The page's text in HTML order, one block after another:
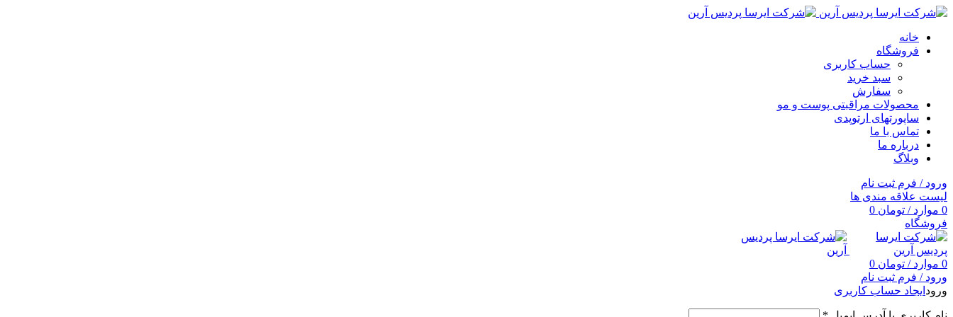
خانه
فروشگاه
حساب کاربری
سبد خرید
سفارش
محصولات مراقبتی پوست و مو
ساپورتهای ارتوپدی
تماس با ما
درباره ما
وبلاگ
ورود / فرم ثبت نام
لیست علاقه مندی ها
0 موارد / تومان
فروشگاه
0 موارد / تومان
ورود / فرم ثبت نام
ورود ایجاد حساب کاربری